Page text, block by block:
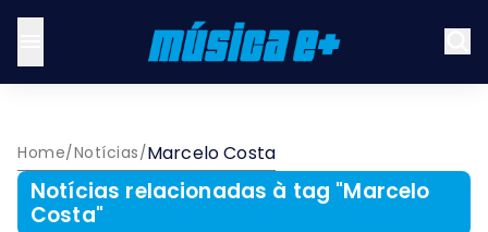
Home/Notícias/Marcelo Costa
Notícias relacionadas à tag "Marcelo
Costa"